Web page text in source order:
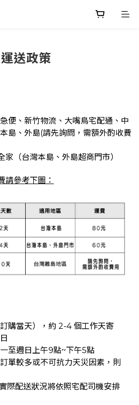
運送政策
便、新竹物流、大嘴鳥宅配通、中
島、外島(請先詢問，需額外酌收費
家（台灣本島、外島超商門市）
請參考下圖：
購當天），約 2-4 個工作天寄
至週日上午9點~下午5點
單較多或不可抗力天災因素，則
際配送狀況將依照宅配司機安排